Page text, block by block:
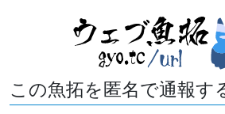
この魚拓を匿名で通報す